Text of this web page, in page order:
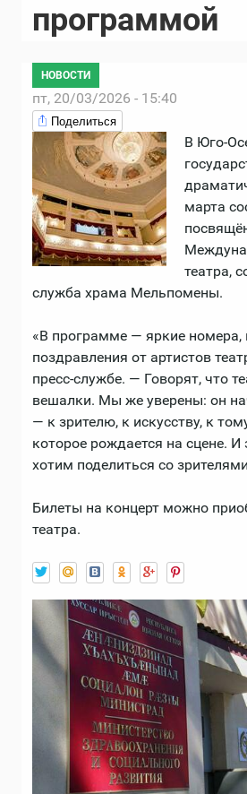
программой
НОВОСТИ
пт, 20/03/2026 - 15:40
Поделиться
В Юго-
марта
театра,
служба храма Мельпомены.
«В программе — яркие
поздравления от артистов
пресс-службе. — Говорят, что
вешалки. Мы же уверены: он
— к зрителю, к искусству, к
которое рождается на сцене.
хотим поделиться со
Билеты на концерт можно
театра.